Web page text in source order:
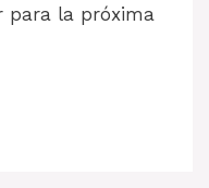
para la próxima